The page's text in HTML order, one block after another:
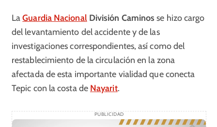
LaGuardia NacionalDivisión Caminos se hizo cargo
del levantamiento del accidente y de las
investigaciones correspondientes, así como del
restablecimiento de la circulación en la zona
afectada de esta importante vialidad que conecta
Tepic con la costa de Nayarit.
PUBLICIDAD